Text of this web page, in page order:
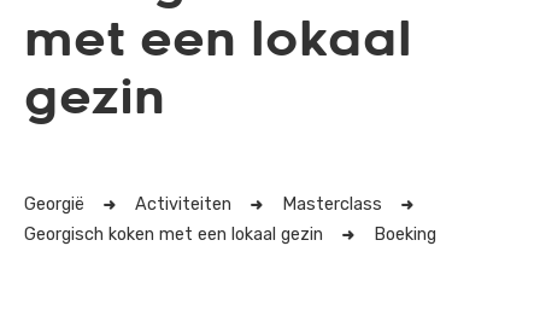
met een lokaal
gezin
Georgië Activiteiten
Masterclass
Georgisch koken met een lokaal gezin
Boeking